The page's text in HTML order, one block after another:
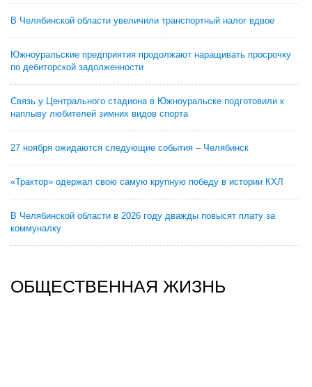
В Челябинской области увеличили транспортный налог вдвое
Южноуральские предприятия продолжают наращивать просрочку
по дебиторской задолженности
Связь у Центрального стадиона в Южноуральске подготовили к
наплыву любителей зимних видов спорта
27 ноября ожидаются следующие события – Челябинск
«Трактор» одержал свою самую крупную победу в истории КХЛ
В Челябинской области в 2026 году дважды повысят плату за
коммуналку
ОБЩЕСТВЕННАЯ ЖИЗНЬ